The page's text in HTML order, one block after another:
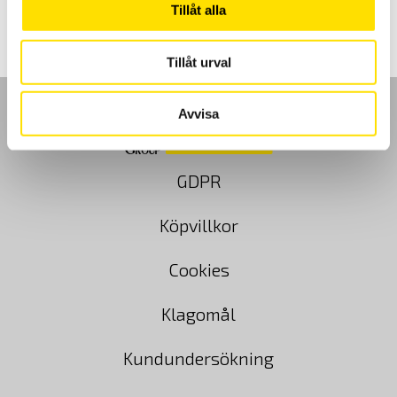
Tillåt alla
Tillåt urval
Avvisa
GDPR
Köpvillkor
Cookies
Klagomål
Kundundersökning